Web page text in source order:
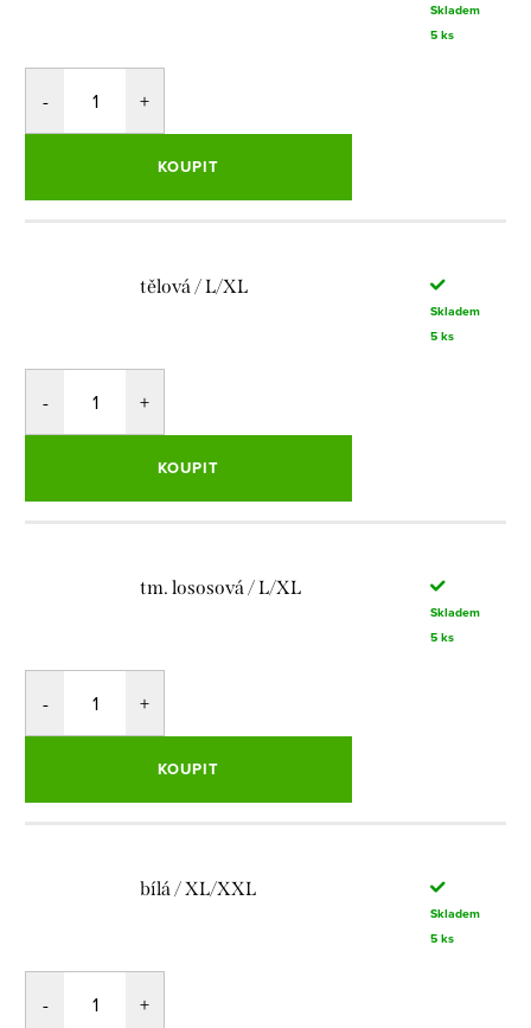
Skladem
5 ks
KOUPIT
tělová / L/XL
Skladem
5 ks
KOUPIT
tm. lososová / L/XL
Skladem
5 ks
KOUPIT
bílá / XL/XXL
Skladem
5 ks